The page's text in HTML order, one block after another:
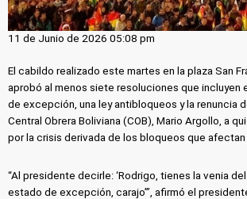
11 de Junio de 2026 05:08 pm
El cabildo realizado este martes en la plaza San
aprobó al menos siete resoluciones que incluyen
de excepción, una ley antibloqueos y la renuncia
Central Obrera Boliviana (COB), Mario Argollo, a
por la crisis derivada de los bloqueos que afectan
“Al presidente decirle: ‘Rodrigo, tienes la venia
estado de excepción, carajo’”, afirmó el